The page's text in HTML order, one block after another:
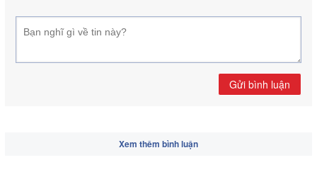
Gửi bình luận
Xem thêm bình luận